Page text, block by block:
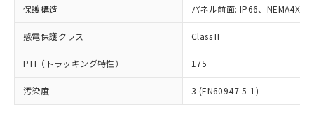
保護構造 パネル前面: IP66、NEMA4X,
感電保護クラス Class II
PTI（トラッキング特性） 175
汚染度 3 (EN60947-5-1)
品・サービスに関するお客様との取
引・商談に必要な範囲で利用すること
をご了承ください。
の共同利用に関して"
の「1.共同利
用者の範囲」に記載されている法人を
下記の非含有証明書をダウンロードするこ
EU RoHS指令（10物質）の非含有証明書
51物質の非含有証明書（当社基準）
※本証明書は発行日時点で非含有を証明す
るもので、過去に遡って非含有を証明する
ものではありません。
キャンセル